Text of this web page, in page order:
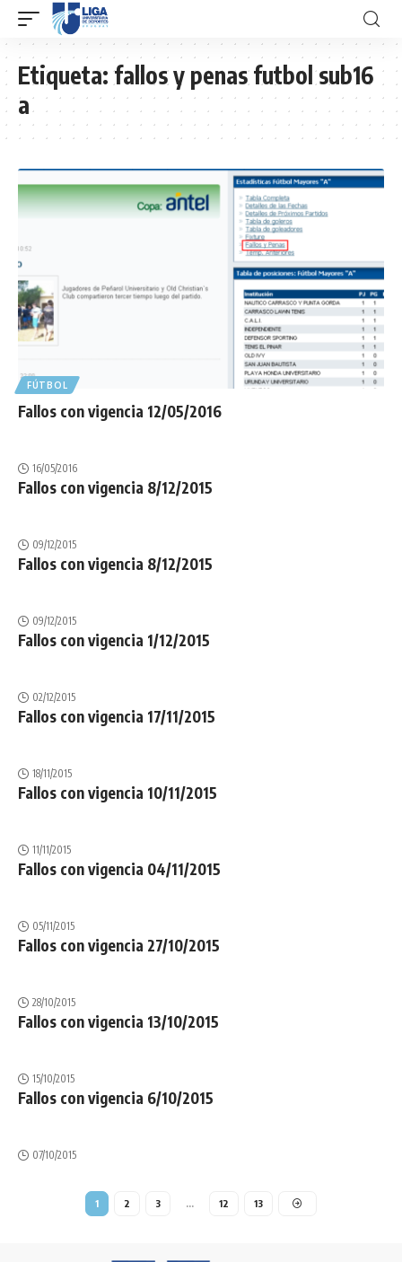
Etiqueta:fallos y penas futbol sub16
a
FÚTBOL
Fallos con vigencia 12/05/2016
16/05/2016
Fallos con vigencia 8/12/2015
09/12/2015
Fallos con vigencia 8/12/2015
09/12/2015
Fallos con vigencia 1/12/2015
02/12/2015
Fallos con vigencia 17/11/2015
18/11/2015
Fallos con vigencia 10/11/2015
11/11/2015
Fallos con vigencia 04/11/2015
05/11/2015
Fallos con vigencia 27/10/2015
28/10/2015
Fallos con vigencia 13/10/2015
15/10/2015
Fallos con vigencia 6/10/2015
07/10/2015
1 2 3 … 12 13